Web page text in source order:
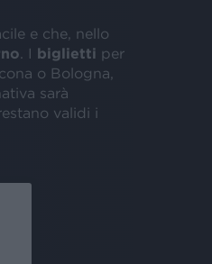
e che, nello
. I biglietti per
o Bologna,
sarà
validi i